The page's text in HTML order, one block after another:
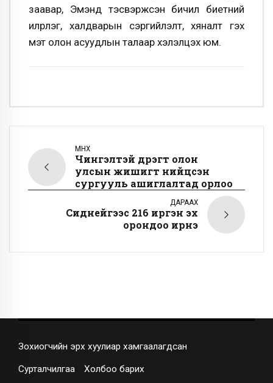
заавар, Эмэнд тэсвэржсэн бичил биетний
илрүүлэг, халдварын сэргийлэлт, хяналт гэх
мэт олон асуудлын талаар хэлэлцэх юм.
ӨМНӨХ
Чингэлтэй дүүрэгт олон
улсын жишигт нийцсэн
сургууль ашиглалтад орлоо
ДАРААХ
Сиднейгээс 216 иргэн эх
орондоо ирнэ
Зохиогчийн эрх хуулиар хамгаалагдсан
Сурталчилгаа Холбоо барих